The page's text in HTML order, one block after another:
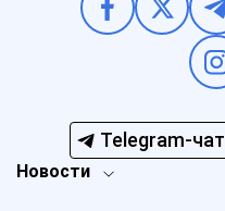
Telegram-чат
Новости